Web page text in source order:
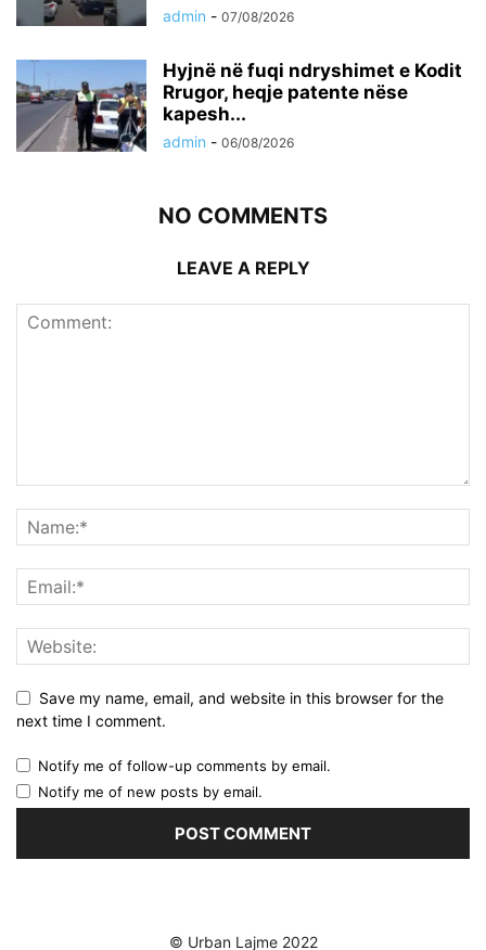
admin - 07/08/2026
Hyjnë në fuqi ndryshimet e Kodit
Rrugor, heqje patente nëse
kapesh...
admin - 06/08/2026
NO COMMENTS
LEAVE A REPLY
Save my name, email, and website in this browser for the
next time I comment.
Notify me of follow-up comments by email.
Notify me of new posts by email.
© Urban Lajme 2022